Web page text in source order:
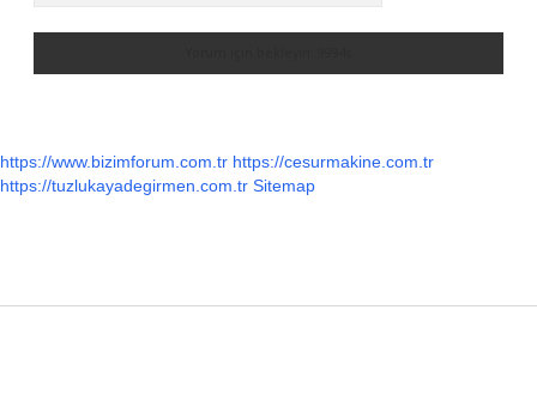
https://www.bizimforum.com.tr https://cesurmakine.com.tr
https://tuzlukayadegirmen.com.tr Sitemap